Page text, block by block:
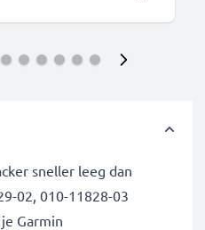
sneller leeg dan
02, 010-11828-03
Garmin